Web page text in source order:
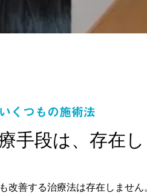
くつもの施術法
手段は、存在し
改善する治療法は存在しません